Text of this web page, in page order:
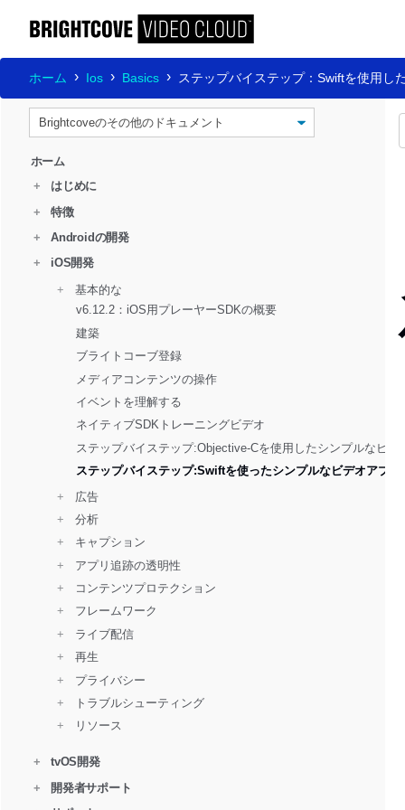
ホーム Ios Basics ステップバイステップ：Swiftを使用し
ホーム
+
はじめに
+
特徴
+
Androidの開発
+
iOS開発
+
基本的な
v6.12.2：iOS用プレーヤーSDKの概要
建築
ブライトコーブ登録
メディアコンテンツの操作
イベントを理解する
ネイティブSDKトレーニングビデオ
ステップバイステップ:Objective-Cを使用したシンプルなビデ
ステップバイステップ:Swiftを使ったシンプルなビデオアプリ
+
広告
+
分析
+
キャプション
+
アプリ追跡の透明性
+
コンテンツプロテクション
+
フレームワーク
+
ライブ配信
+
再生
+
プライバシー
+
トラブルシューティング
+
リソース
+
tvOS開発
+
開発者サポート